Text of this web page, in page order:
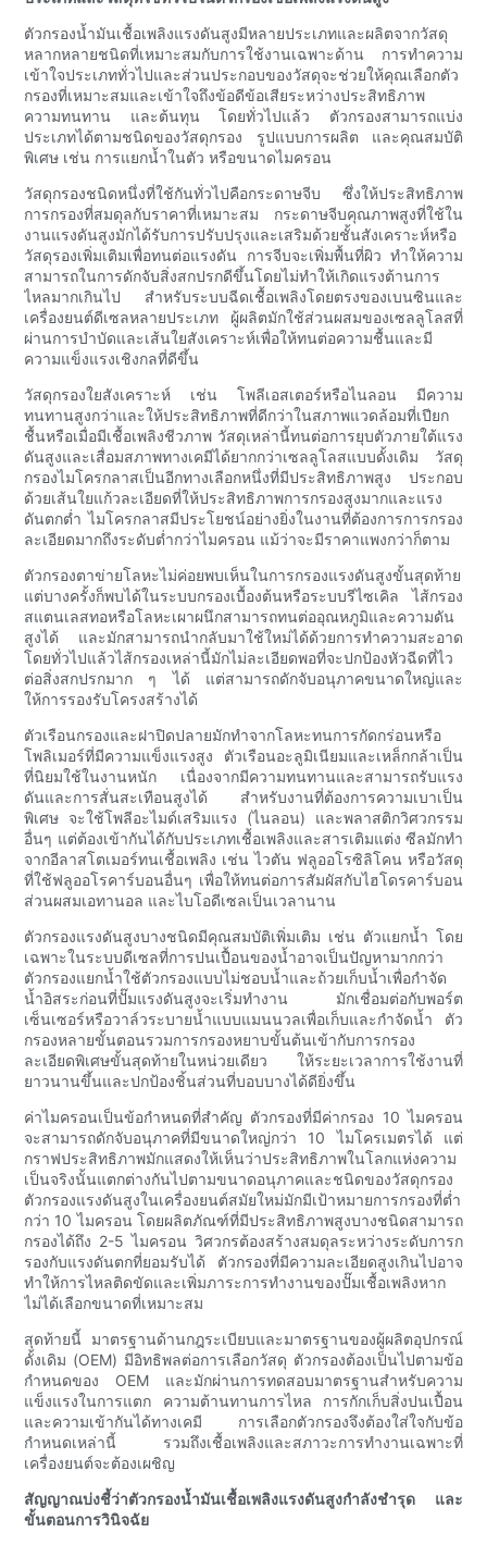
ตัวกรองน้ำมันเชื้อเพลิงแรงดันสูงมีหลายประเภทและผลิตจากวัสดุ
หลากหลายชนิดที่เหมาะสมกับการใช้งานเฉพาะด้าน การทำความ
เข้าใจประเภททั่วไปและส่วนประกอบของวัสดุจะช่วยให้คุณเลือกตัว
กรองที่เหมาะสมและเข้าใจถึงข้อดีข้อเสียระหว่างประสิทธิภาพ
ความทนทาน และต้นทุน โดยทั่วไปแล้ว ตัวกรองสามารถแบ่ง
ประเภทได้ตามชนิดของวัสดุกรอง รูปแบบการผลิต และคุณสมบัติ
พิเศษ เช่น การแยกน้ำในตัว หรือขนาดไมครอน
วัสดุกรองชนิดหนึ่งที่ใช้กันทั่วไปคือกระดาษจีบ ซึ่งให้ประสิทธิภาพ
การกรองที่สมดุลกับราคาที่เหมาะสม กระดาษจีบคุณภาพสูงที่ใช้ใน
งานแรงดันสูงมักได้รับการปรับปรุงและเสริมด้วยชั้นสังเคราะห์หรือ
วัสดุรองเพิ่มเติมเพื่อทนต่อแรงดัน การจีบจะเพิ่มพื้นที่ผิว ทำให้ความ
สามารถในการดักจับสิ่งสกปรกดีขึ้นโดยไม่ทำให้เกิดแรงต้านการ
ไหลมากเกินไป สำหรับระบบฉีดเชื้อเพลิงโดยตรงของเบนซินและ
เครื่องยนต์ดีเซลหลายประเภท ผู้ผลิตมักใช้ส่วนผสมของเซลลูโลสที่
ผ่านการบำบัดและเส้นใยสังเคราะห์เพื่อให้ทนต่อความชื้นและมี
ความแข็งแรงเชิงกลที่ดีขึ้น
วัสดุกรองใยสังเคราะห์ เช่น โพลีเอสเตอร์หรือไนลอน มีความ
ทนทานสูงกว่าและให้ประสิทธิภาพที่ดีกว่าในสภาพแวดล้อมที่เปียก
ชื้นหรือเมื่อมีเชื้อเพลิงชีวภาพ วัสดุเหล่านี้ทนต่อการยุบตัวภายใต้แรง
ดันสูงและเสื่อมสภาพทางเคมีได้ยากกว่าเซลลูโลสแบบดั้งเดิม วัสดุ
กรองไมโครกลาสเป็นอีกทางเลือกหนึ่งที่มีประสิทธิภาพสูง ประกอบ
ด้วยเส้นใยแก้วละเอียดที่ให้ประสิทธิภาพการกรองสูงมากและแรง
ดันตกต่ำ ไมโครกลาสมีประโยชน์อย่างยิ่งในงานที่ต้องการการกรอง
ละเอียดมากถึงระดับต่ำกว่าไมครอน แม้ว่าจะมีราคาแพงกว่าก็ตาม
ตัวกรองตาข่ายโลหะไม่ค่อยพบเห็นในการกรองแรงดันสูงขั้นสุดท้าย
แต่บางครั้งก็พบได้ในระบบกรองเบื้องต้นหรือระบบรีไซเคิล ไส้กรอง
สแตนเลสทอหรือโลหะเผาผนึกสามารถทนต่ออุณหภูมิและความดัน
สูงได้ และมักสามารถนำกลับมาใช้ใหม่ได้ด้วยการทำความสะอาด
โดยทั่วไปแล้วไส้กรองเหล่านี้มักไม่ละเอียดพอที่จะปกป้องหัวฉีดที่ไว
ต่อสิ่งสกปรกมาก ๆ ได้ แต่สามารถดักจับอนุภาคขนาดใหญ่และ
ให้การรองรับโครงสร้างได้
ตัวเรือนกรองและฝาปิดปลายมักทำจากโลหะทนการกัดกร่อนหรือ
โพลิเมอร์ที่มีความแข็งแรงสูง ตัวเรือนอะลูมิเนียมและเหล็กกล้าเป็น
ที่นิยมใช้ในงานหนัก เนื่องจากมีความทนทานและสามารถรับแรง
ดันและการสั่นสะเทือนสูงได้ สำหรับงานที่ต้องการความเบาเป็น
พิเศษ จะใช้โพลีอะไมด์เสริมแรง (ไนลอน) และพลาสติกวิศวกรรม
อื่นๆ แต่ต้องเข้ากันได้กับประเภทเชื้อเพลิงและสารเติมแต่ง ซีลมักทำ
จากอีลาสโตเมอร์ทนเชื้อเพลิง เช่น ไวตัน ฟลูออโรซิลิโคน หรือวัสดุ
ที่ใช้ฟลูออโรคาร์บอนอื่นๆ เพื่อให้ทนต่อการสัมผัสกับไฮโดรคาร์บอน
ส่วนผสมเอทานอล และไบโอดีเซลเป็นเวลานาน
ตัวกรองแรงดันสูงบางชนิดมีคุณสมบัติเพิ่มเติม เช่น ตัวแยกน้ำ โดย
เฉพาะในระบบดีเซลที่การปนเปื้อนของน้ำอาจเป็นปัญหามากกว่า
ตัวกรองแยกน้ำใช้ตัวกรองแบบไม่ชอบน้ำและถ้วยเก็บน้ำเพื่อกำจัด
น้ำอิสระก่อนที่ปั๊มแรงดันสูงจะเริ่มทำงาน มักเชื่อมต่อกับพอร์ต
เซ็นเซอร์หรือวาล์วระบายน้ำแบบแมนนวลเพื่อเก็บและกำจัดน้ำ ตัว
กรองหลายขั้นตอนรวมการกรองหยาบขั้นต้นเข้ากับการกรอง
ละเอียดพิเศษขั้นสุดท้ายในหน่วยเดียว ให้ระยะเวลาการใช้งานที่
ยาวนานขึ้นและปกป้องชิ้นส่วนที่บอบบางได้ดียิ่งขึ้น
ค่าไมครอนเป็นข้อกำหนดที่สำคัญ ตัวกรองที่มีค่ากรอง 10 ไมครอน
จะสามารถดักจับอนุภาคที่มีขนาดใหญ่กว่า 10 ไมโครเมตรได้ แต่
กราฟประสิทธิภาพมักแสดงให้เห็นว่าประสิทธิภาพในโลกแห่งความ
เป็นจริงนั้นแตกต่างกันไปตามขนาดอนุภาคและชนิดของวัสดุกรอง
ตัวกรองแรงดันสูงในเครื่องยนต์สมัยใหม่มักมีเป้าหมายการกรองที่ต่ำ
กว่า 10 ไมครอน โดยผลิตภัณฑ์ที่มีประสิทธิภาพสูงบางชนิดสามารถ
กรองได้ถึง 2-5 ไมครอน วิศวกรต้องสร้างสมดุลระหว่างระดับการก
รองกับแรงดันตกที่ยอมรับได้ ตัวกรองที่มีความละเอียดสูงเกินไปอาจ
ทำให้การไหลติดขัดและเพิ่มภาระการทำงานของปั๊มเชื้อเพลิงหาก
ไม่ได้เลือกขนาดที่เหมาะสม
สุดท้ายนี้ มาตรฐานด้านกฎระเบียบและมาตรฐานของผู้ผลิตอุปกรณ์
ดั้งเดิม (OEM) มีอิทธิพลต่อการเลือกวัสดุ ตัวกรองต้องเป็นไปตามข้อ
กำหนดของ OEM และมักผ่านการทดสอบมาตรฐานสำหรับความ
แข็งแรงในการแตก ความต้านทานการไหล การกักเก็บสิ่งปนเปื้อน
และความเข้ากันได้ทางเคมี การเลือกตัวกรองจึงต้องใส่ใจกับข้อ
กำหนดเหล่านี้ รวมถึงเชื้อเพลิงและสภาวะการทำงานเฉพาะที่
เครื่องยนต์จะต้องเผชิญ
สัญญาณบ่งชี้ว่าตัวกรองน้ำมันเชื้อเพลิงแรงดันสูงกำลังชำรุด และ
ขั้นตอนการวินิจฉัย